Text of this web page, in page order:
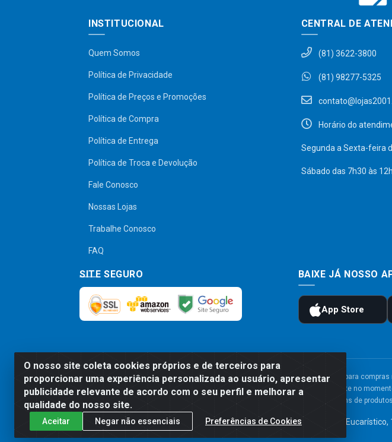
O nosso site coleta cookies próprios e de terceiros para
proporcionar uma experiência personalizada ao usuário, apresentar
publicidade relevante de acordo com o seu perfil e melhorar a
qualidade do nosso site.
Aceitar Negar não essenciais Preferências de Cookies
INSTITUCIONAL
Quem Somos
Política de Privacidade
Política de Preços e Promoções
Política de Compra
Política de Entrega
Política de Troca e Devolução
Fale Conosco
Nossas Lojas
Trabalhe Conosco
FAQ
CENTRAL DE
(81) 3622-3800
(81) 98277-5325
Horário do
Segunda a Sexta-feira
Sábado das 7h30 às 12h
SITE SEGURO BAIXE JÁ NOSSO
Preços, promoções, condições de pagamento e frete são válidos para
será válido o preço que for exibido no carrinho de compras do site no
Imagens de
Comercial de Construção 2001 LTDA - Av. Congresso